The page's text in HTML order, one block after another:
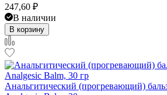
247,60 ₽
В наличии
В корзину
Анальгитический (прогревающий)